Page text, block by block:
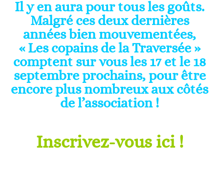
Il y en aura pour tous les goûts.
Malgré ces deux dernières
années bien mouvementées,
« Les copains de la Traversée »
comptent sur vous les 17 et le 18
septembre prochains, pour être
encore plus nombreux aux côtés
de l’association !
Inscrivez-vous ici !